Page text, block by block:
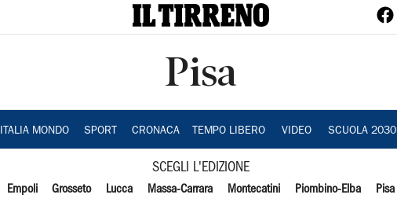
Pisa
ITALIA MONDO SPORT CRONACA TEMPO LIBERO VIDEO SCUOLA 2030
SCEGLI L'EDIZIONE
Empoli Grosseto Lucca Massa-Carrara Montecatini Piombino-Elba Pisa